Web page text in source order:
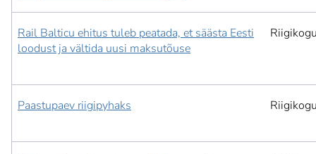
Rail Balticu ehitus tuleb peatada, et säästa Eesti
loodust ja vältida uusi maksutõuse
Paastupaev riigipyhaks